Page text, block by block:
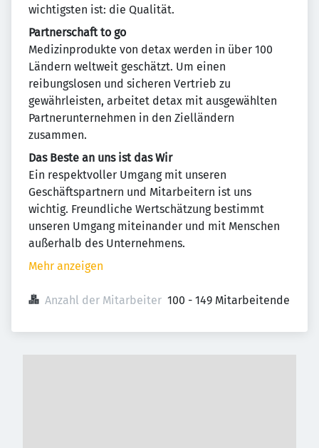
wichtigsten ist: die Qualität.
Partnerschaft to go
Medizinprodukte von detax werden in über 100
Ländern weltweit geschätzt. Um einen
reibungslosen und sicheren Vertrieb zu
gewährleisten, arbeitet detax mit ausgewählten
Partnerunternehmen in den Zielländern
zusammen.
Das Beste an uns ist das Wir
Ein respektvoller Umgang mit unseren
Geschäftspartnern und Mitarbeitern ist uns
wichtig. Freundliche Wertschätzung bestimmt
unseren Umgang miteinander und mit Menschen
außerhalb des Unternehmens.
Mehr anzeigen
Anzahl der Mitarbeiter 100 - 149 Mitarbeitende